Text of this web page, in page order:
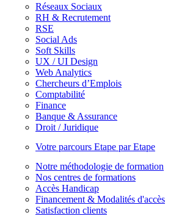
Réseaux Sociaux
RH & Recrutement
RSE
Social Ads
Soft Skills
UX / UI Design
Web Analytics
Chercheurs d’Emplois
Comptabilité
Finance
Banque & Assurance
Droit / Juridique
Votre parcours Etape par Etape
Notre méthodologie de formation
Nos centres de formations
Accès Handicap
Financement & Modalités d'accès
Satisfaction clients